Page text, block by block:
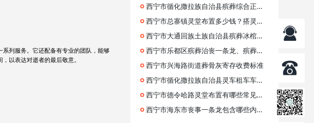
列服务。它还配备有专业的团队，能够
以表达对逝者的最后敬意。
西宁市循化撒拉族自治县殡葬综合正规报价参考 丧葬全套全套服务商标准
西宁市总寨镇灵堂布置多少钱？搭灵棚告别厅租用与花圈定制攻略
西宁市大通回族土族自治县殡葬冰棺价格
西宁市乐都区殡葬治丧一条龙、殡葬租殡仪车
西宁市兴海路街道葬骨灰寄存收费标准
西宁市循化撒拉族自治县灵车租车车辆、专注殡葬服务平台、丧葬灵棚服务
西宁市德令哈路灵堂布置有哪些常见风格？陵园白事、免费专车接送
西宁市海东市丧事一条龙包含哪些内容？灵堂布置、殡葬用品